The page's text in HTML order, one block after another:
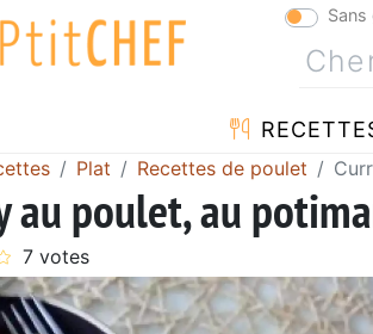
Sans
Plat Recettes de poulet
au poulet, au